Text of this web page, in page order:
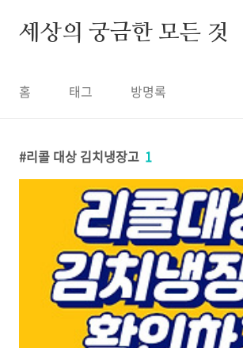
세상의 궁금한 모든 것
홈 태그 방명록
리콜 대상 김치냉장고 1